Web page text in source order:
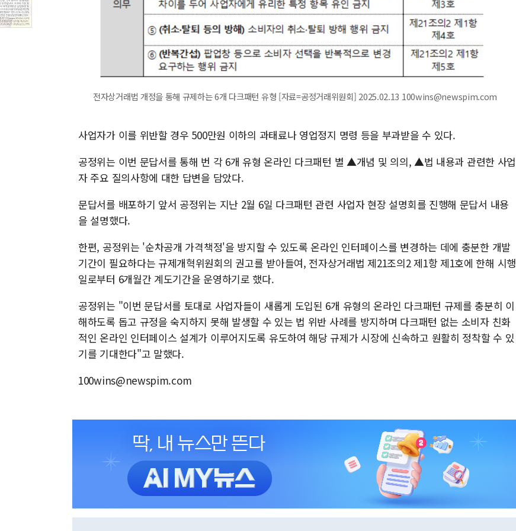
전자상거래법 개정을 통해 규제하는 6개 다크패턴 유형 [자료=공정거래위원회] 2025.02.13 100wins@newspim.com
사업자가 이를 위반할 경우 500만원 이하의 과태료나 영업정지 명령 등을 부과받을 수 있다.
공정위는 이번 문답서를 통해 번 각 6개 유형 온라인 다크패턴 별 ▲개념 및 의의, ▲법 내용과 관련한 사업
자 주요 질의사항에 대한 답변을 담았다.
문답서를 배포하기 앞서 공정위는 지난 2월 6일 다크패턴 관련 사업자 현장 설명회를 진행해 문답서 내용
을 설명했다.
한편, 공정위는 '순차공개 가격책정'을 방지할 수 있도록 온라인 인터페이스를 변경하는 데에 충분한 개발
기간이 필요하다는 규제개혁위원회의 권고를 받아들여, 전자상거래법 제21조의2 제1항 제1호에 한해 시행
일로부터 6개월간 계도기간을 운영하기로 했다.
공정위는 "이번 문답서를 토대로 사업자들이 새롭게 도입된 6개 유형의 온라인 다크패턴 규제를 충분히 이
해하도록 돕고 규정을 숙지하지 못해 발생할 수 있는 법 위반 사례를 방지하며 다크패턴 없는 소비자 친화
적인 온라인 인터페이스 설계가 이루어지도록 유도하여 해당 규제가 시장에 신속하고 원활히 정착할 수 있
기를 기대한다"고 말했다.
100wins@newspim.com